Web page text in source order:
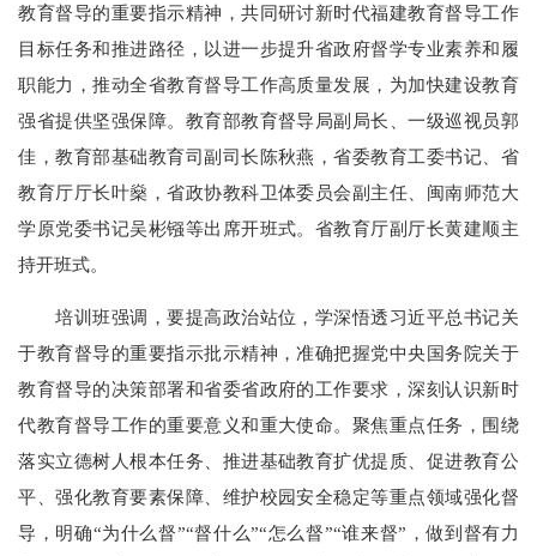
教育督导的重要指示精神，共同研讨新时代福建教育督导工作
目标任务和推进路径，以进一步提升省政府督学专业素养和履
职能力，推动全省教育督导工作高质量发展，为加快建设教育
强省提供坚强保障。教育部教育督导局副局长、一级巡视员郭
佳，教育部基础教育司副司长陈秋燕，省委教育工委书记、省
教育厅厅长叶燊，省政协教科卫体委员会副主任、闽南师范大
学原党委书记吴彬镪等出席开班式。省教育厅副厅长黄建顺主
持开班式。
培训班强调，要提高政治站位，学深悟透习近平总书记关
于教育督导的重要指示批示精神，准确把握党中央国务院关于
教育督导的决策部署和省委省政府的工作要求，深刻认识新时
代教育督导工作的重要意义和重大使命。聚焦重点任务，围绕
落实立德树人根本任务、推进基础教育扩优提质、促进教育公
平、强化教育要素保障、维护校园安全稳定等重点领域强化督
导，明确“为什么督”“督什么”“怎么督”“谁来督”，做到督有力